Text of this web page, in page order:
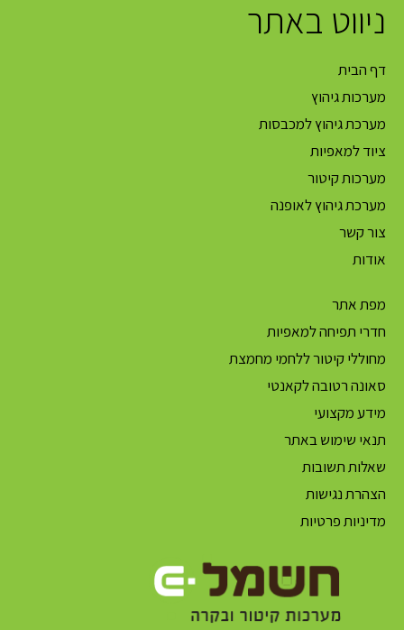
ניווט באתר
דף הבית
מערכות גיהוץ
מערכת גיהוץ למכבסות
ציוד למאפיות
מערכות קיטור
מערכת גיהוץ לאופנה
צור קשר
אודות
מפת אתר
חדרי תפיחה למאפיות
מחוללי קיטור ללחמי מחמצת
סאונה רטובה לקאנטי
מידע מקצועי
תנאי שימוש באתר
שאלות תשובות
הצהרת נגישות
מדיניות פרטיות